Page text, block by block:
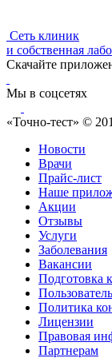
Сеть клиник
и собственная
Скачайте
Мы в соцсетях
«Точно-тест» ©
Новости
Врачи
Прайс-лист
Наше
Акции
Отзывы
Услуги
Заболевания
Вакансии
Подготовка
Политика
Лицензии
Правовая
Партнерам